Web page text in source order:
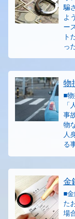
騙
よ
ー
ト
っ
物
■
「
事
物
人
る
金
■
た
場